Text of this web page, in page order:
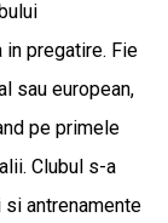
pregatire. Fie
sau european,
pe primele
Clubul s-a
antrenamente